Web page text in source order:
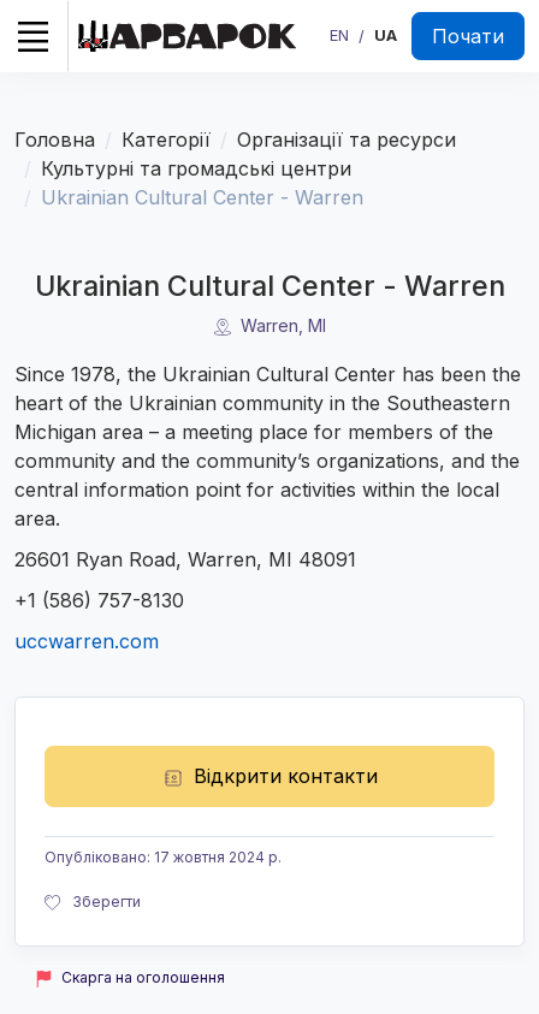
EN / UA Почати
Головна Категорії
Організації та ресурси
Культурні та громадські центри
Ukrainian Cultural Center - Warren
Відкрити контакти
Опубліковано: 17 жовтня 2024 р.
Зберегти
Скарга на оголошення
Ukrainian Cultural Center - Warren
Warren, MI
Since 1978, the Ukrainian Cultural Center has been the
heart of the Ukrainian community in the Southeastern
Michigan area – a meeting place for members of the
community and the community’s organizations, and the
central information point for activities within the local
area.
26601 Ryan Road, Warren, MI 48091
+1 (586) 757-8130
uccwarren.com